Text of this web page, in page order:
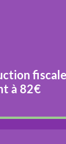
à 82€